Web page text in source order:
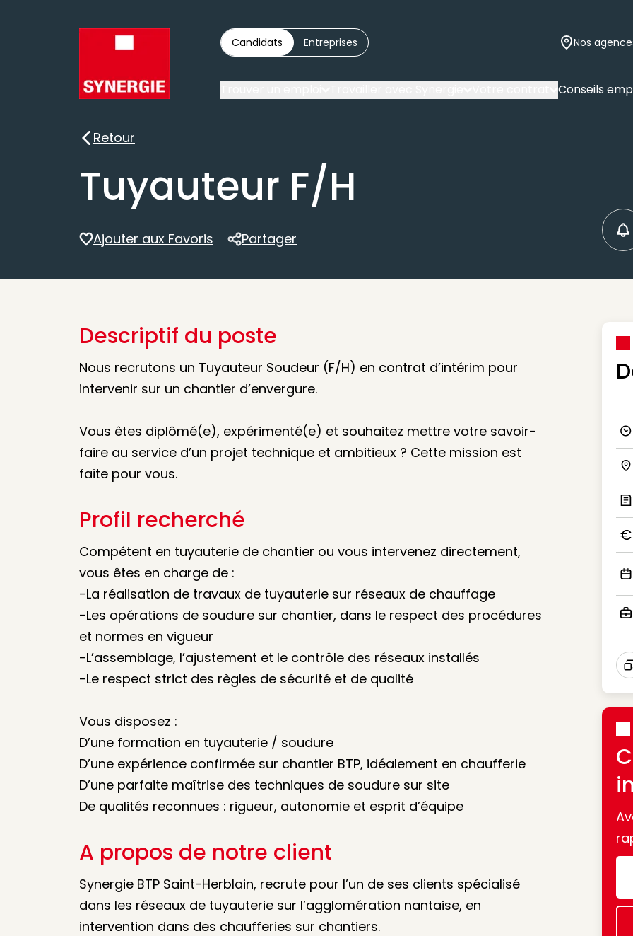
Candidats Entreprises Nos
Conseils
Retour
Retour
Tuyauteur F/H
Ajouter aux Favoris
Partager
Partager
Descriptif du poste
Nous recrutons un Tuyauteur Soudeur (F/H) en contrat d’intérim pour
intervenir sur un chantier d’envergure.
Vous êtes diplômé(e), expérimenté(e) et souhaitez mettre votre savoir-
faire au service d’un projet technique et ambitieux ? Cette mission est
faite pour vous.
Profil recherché
Compétent en tuyauterie de chantier ou vous intervenez directement,
vous êtes en charge de :
-La réalisation de travaux de tuyauterie sur réseaux de chauffage
-Les opérations de soudure sur chantier, dans le respect des procédures
et normes en vigueur
-L’assemblage, l’ajustement et le contrôle des réseaux installés
-Le respect strict des règles de sécurité et de qualité
Vous disposez :
D’une formation en tuyauterie / soudure
D’une expérience confirmée sur chantier BTP, idéalement en chaufferie
D’une parfaite maîtrise des techniques de soudure sur site
De qualités reconnues : rigueur, autonomie et esprit d’équipe
A propos de notre client
Synergie BTP Saint-Herblain, recrute pour l’un de ses clients spécialisé
dans les réseaux de tuyauterie sur l’agglomération nantaise, en
intervention dans des chaufferies sur chantiers.